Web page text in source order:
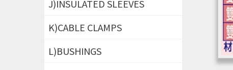
J)INSULATED SLEEVES
K)CABLE CLAMPS
L)BUSHINGS